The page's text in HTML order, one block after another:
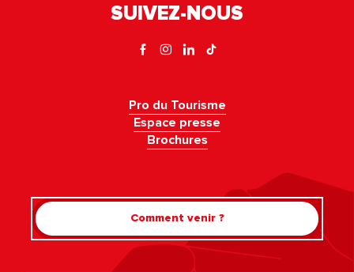
SUIVEZ-NOUS
Pro du Tourisme
Espace presse
Brochures
Comment venir ?